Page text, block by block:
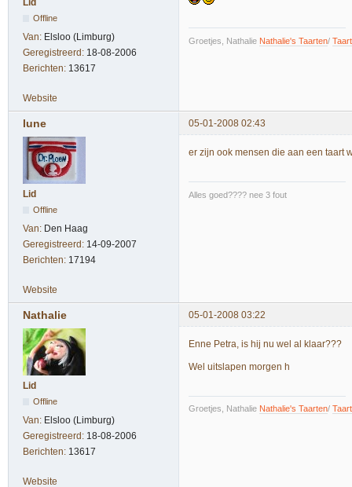
Offline
Van: Elsloo (Limburg)
Geregistreerd: 18-08-2006
Berichten: 13617
Groetjes, Nathalie Nathalie's Taarten/
Website
lune 05-01-2008 02:43
Lid
Offline
Van: Den Haag
Geregistreerd: 14-09-2007
Berichten: 17194
er zijn ook mensen die aan een taart
Alles goed???? nee 3 fout
Website
Nathalie 05-01-2008 03:22
Lid
Offline
Van: Elsloo (Limburg)
Geregistreerd: 18-08-2006
Berichten: 13617
Enne Petra, is hij nu wel al klaar???
Wel uitslapen morgen h
Groetjes, Nathalie Nathalie's Taarten/
Website